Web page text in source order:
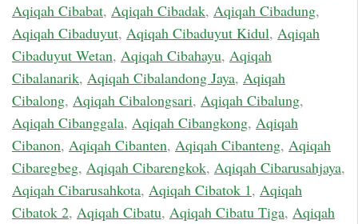
Aqiqah Cibabat, Aqiqah Cibadak, Aqiqah Cibadung,
Aqiqah Cibaduyut, Aqiqah Cibaduyut Kidul, Aqiqah
Cibaduyut Wetan, Aqiqah Cibahayu, Aqiqah
Cibalanarik, Aqiqah Cibalandong Jaya, Aqiqah
Cibalong, Aqiqah Cibalongsari, Aqiqah Cibalung,
Aqiqah Cibanggala, Aqiqah Cibangkong, Aqiqah
Cibanon, Aqiqah Cibanten, Aqiqah Cibanteng, Aqiqah
Cibaregbeg, Aqiqah Cibarengkok, Aqiqah Cibarusahjaya,
Aqiqah Cibarusahkota, Aqiqah Cibatok 1, Aqiqah
Cibatok 2, Aqiqah Cibatu, Aqiqah Cibatu Tiga, Aqiqah